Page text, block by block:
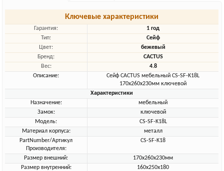
Ключевые характеристики
Гарантия:
1 год
Тип:
Сейф
Цвет:
бежевый
Бренд:
CACTUS
Вес:
4.8
Описание:
Сейф CACTUS мебельный CS-SF-K18L
170x260x230мм ключевой
Характеристики
Назначение:
мебельный
Замок:
ключевой
Модель:
CS-SF-K18L
Материал корпуса:
металл
PartNumber/Артикул
Производителя:
CS-SF-K18
Размер внешний:
170x260x230мм
Размер внутренний:
160x250x180